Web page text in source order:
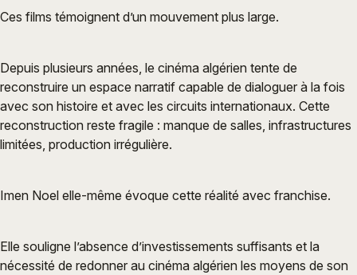
Ces films témoignent d’un mouvement plus large.
Depuis plusieurs années, le cinéma algérien tente de
reconstruire un espace narratif capable de dialoguer à la fois
avec son histoire et avec les circuits internationaux. Cette
reconstruction reste fragile : manque de salles, infrastructures
limitées, production irrégulière.
Imen Noel elle-même évoque cette réalité avec franchise.
Elle souligne l’absence d’investissements suffisants et la
nécessité de redonner au cinéma algérien les moyens de son